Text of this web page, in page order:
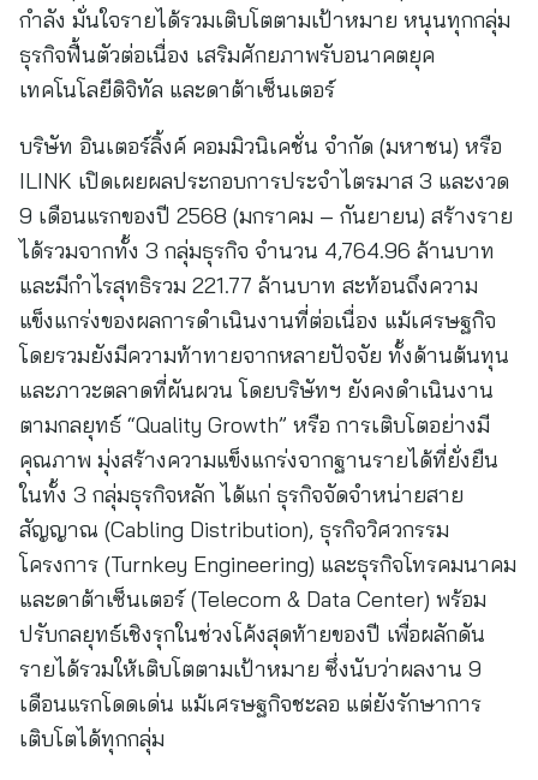
กำลัง มั่นใจรายได้รวมเติบโตตามเป้าหมาย หนุนทุกกลุ่ม
ธุรกิจฟื้นตัวต่อเนื่อง เสริมศักยภาพรับอนาคตยุค
เทคโนโลยีดิจิทัล และดาต้าเซ็นเตอร์
บริษัท อินเตอร์ลิ้งค์ คอมมิวนิเคชั่น จำกัด (มหาชน) หรือ
ILINK เปิดเผยผลประกอบการประจำไตรมาส 3 และงวด
9 เดือนแรกของปี 2568 (มกราคม – กันยายน) สร้างราย
ได้รวมจากทั้ง 3 กลุ่มธุรกิจ จำนวน 4,764.96 ล้านบาท
และมีกำไรสุทธิรวม 221.77 ล้านบาท สะท้อนถึงความ
แข็งแกร่งของผลการดำเนินงานที่ต่อเนื่อง แม้เศรษฐกิจ
โดยรวมยังมีความท้าทายจากหลายปัจจัย ทั้งด้านต้นทุน
และภาวะตลาดที่ผันผวน โดยบริษัทฯ ยังคงดำเนินงาน
ตามกลยุทธ์ “Quality Growth” หรือ การเติบโตอย่างมี
คุณภาพ มุ่งสร้างความแข็งแกร่งจากฐานรายได้ที่ยั่งยืน
ในทั้ง 3 กลุ่มธุรกิจหลัก ได้แก่ ธุรกิจจัดจำหน่ายสาย
สัญญาณ (Cabling Distribution), ธุรกิจวิศวกรรม
โครงการ (Turnkey Engineering) และธุรกิจโทรคมนาคม
และดาต้าเซ็นเตอร์ (Telecom & Data Center) พร้อม
ปรับกลยุทธ์เชิงรุกในช่วงโค้งสุดท้ายของปี เพื่อผลักดัน
รายได้รวมให้เติบโตตามเป้าหมาย ซึ่งนับว่าผลงาน 9
เดือนแรกโดดเด่น แม้เศรษฐกิจชะลอ แต่ยังรักษาการ
เติบโตได้ทุกกลุ่ม